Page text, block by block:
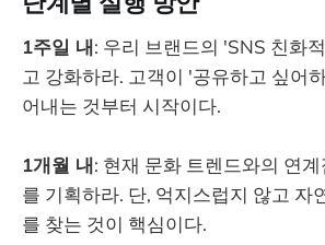
1주일 내: 우리 브랜드의 'SNS 친화
고 강화하라. 고객이 '공유하고 싶어
어내는 것부터 시작이다.
1개월 내: 현재 문화 트렌드와의 연
를 기획하라. 단, 억지스럽지 않고 자
를 찾는 것이 핵심이다.